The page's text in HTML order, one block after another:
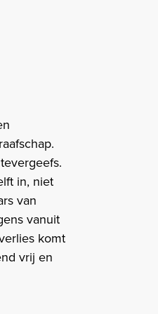
in, niet
van
vanuit
komt
vrij en